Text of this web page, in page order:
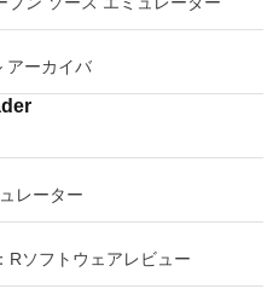
アーカイバ
レーター
Rソフトウェアレビュー